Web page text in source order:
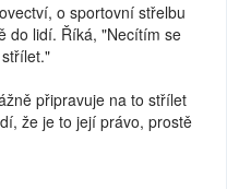
o sportovní střelbu
do lidí. Říká, "Necítím se
připravuje na to střílet
že je to její právo, prostě